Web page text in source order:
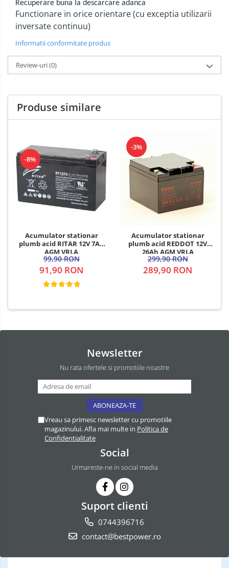
Recuperare buna la descarcare adanca
Functionare in orice orientare (cu exceptia utilizarii
inversate continuu)
Informatii conformitate produs
Review-uri(0)
Produse similare
-8%
Acumulator stationar
plumb acid RITAR 12V 7Ah
AGM VRLA
99,90 RON
91,90 RON
-3%
Acumulator stationar
plumb acid REDDOT 12V
26Ah AGM VRLA
299,90 RON
289,90 RON
Newsletter
Nu rata ofertele si promotiile noastre
Vreau sa primesc newsletter cu promotiile
magazinului. Afla mai multe in Politica de
Confidentialitate
Social
Urmareste-ne in social media
Suport clienti
0744396716
contact@bestpower.ro